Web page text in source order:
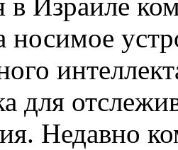
в Израиле
носимое
для
Недавно